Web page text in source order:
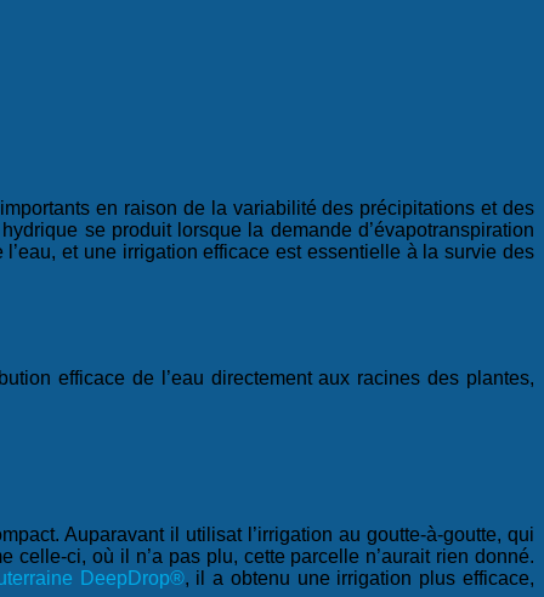
en raison de la variabilité des précipitations et des
se produit lorsque la demande d’évapotranspiration
et une irrigation efficace est essentielle à la survie des
efficace de l’eau directement aux racines des plantes,
Auparavant il utilisat l’irrigation au goutte-à-goutte, qui
celle-ci, où il n’a pas plu, cette parcelle n’aurait rien donné.
DeepDrop®, il a obtenu une irrigation plus efficace,